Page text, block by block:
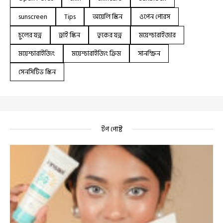
sunscreen
Tips অয়েলি স্কিন
ওপেন পোরস
চুলের যত্ন
ড্রাই স্কিন ত্বকের যত্ন
ময়েশ্চারাইজার
ময়েশ্চারাইজিং
ময়েশ্চারাইজিং ক্রিম
সানস্ক্রিন
সেনসিটিভ স্কিন
টপ পোষ্ট